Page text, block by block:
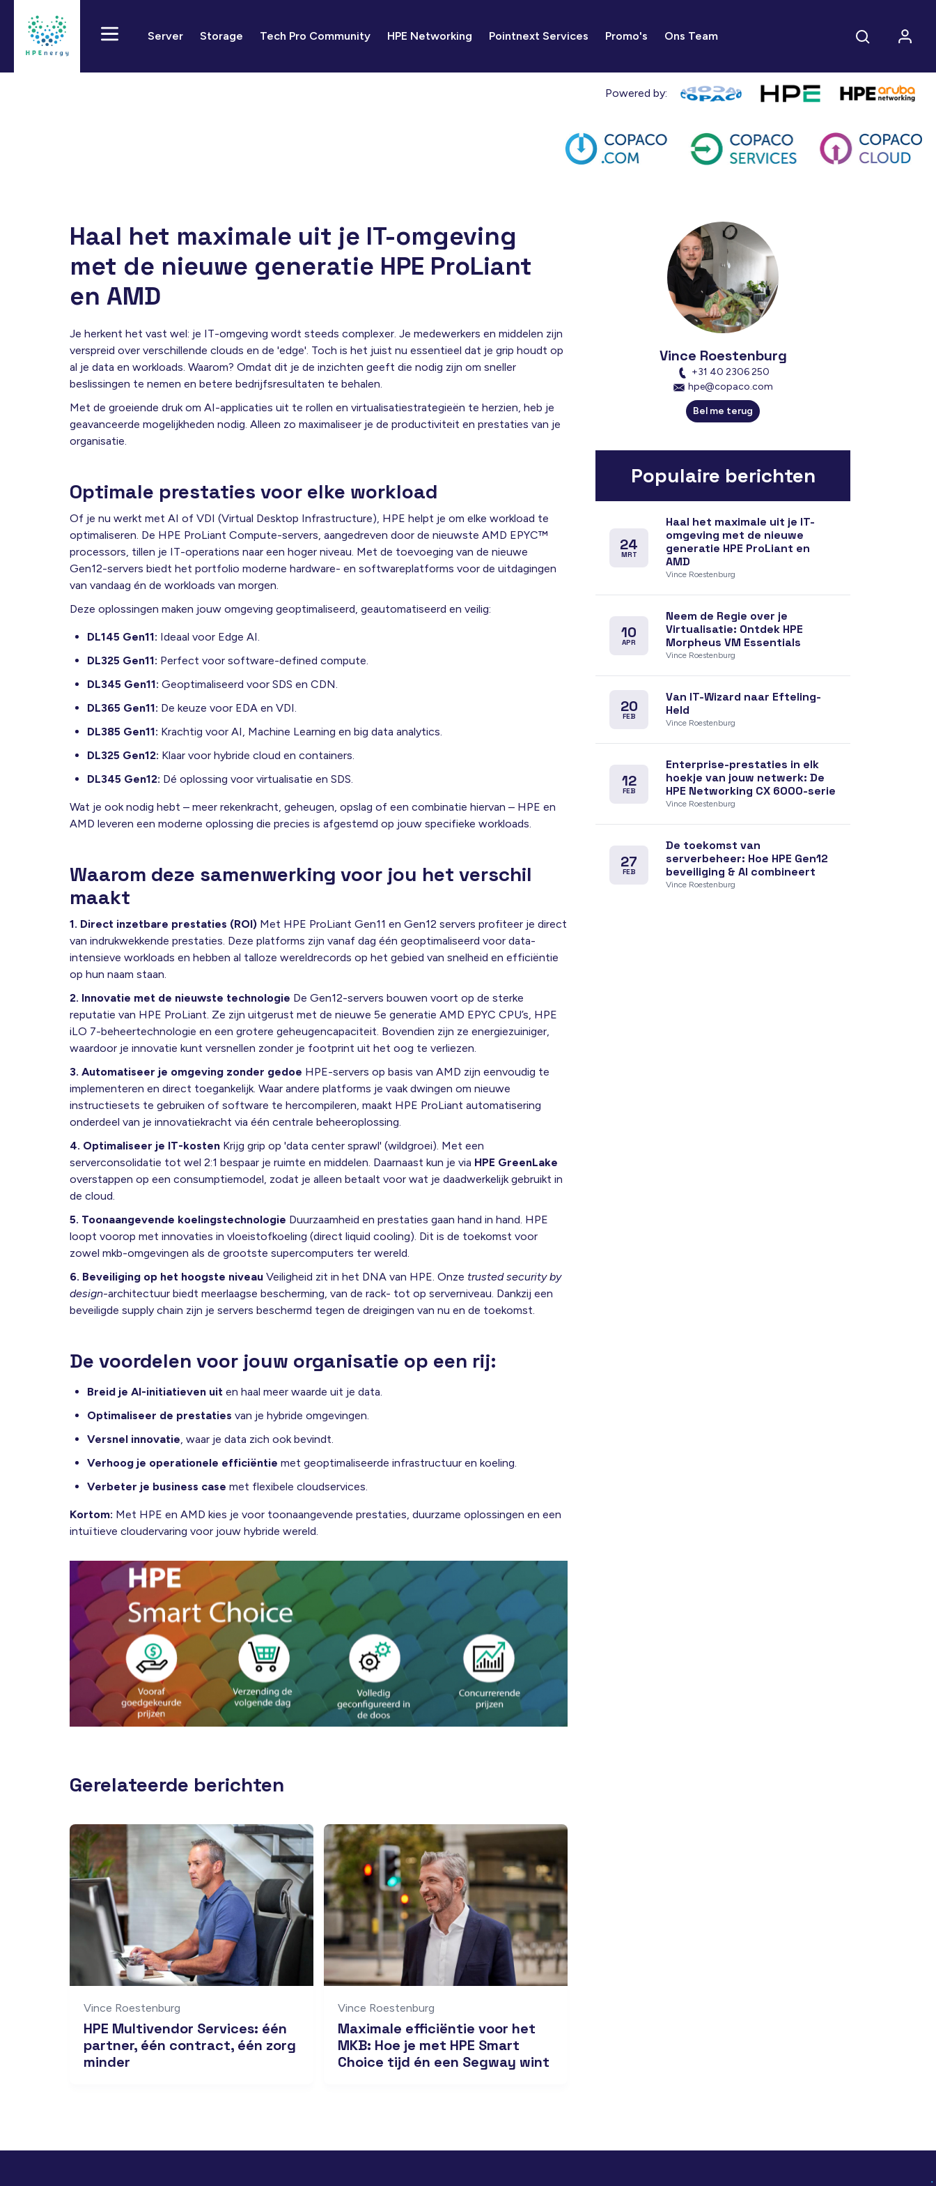
Server Storage Tech Pro Community HPE Networking Pointnext Services Promo's Ons Team
Powered by:
Haal het maximale uit je IT-omgeving
met de nieuwe generatie HPE ProLiant
en AMD
Je herkent het vast wel: je IT-omgeving wordt steeds complexer. Je medewerkers en middelen zijn
verspreid over verschillende clouds en de 'edge'. Toch is het juist nu essentieel dat je grip houdt op
al je data en workloads. Waarom? Omdat dit je de inzichten geeft die nodig zijn om sneller
beslissingen te nemen en betere bedrijfsresultaten te behalen.
Met de groeiende druk om AI-applicaties uit te rollen en virtualisatiestrategieën te herzien, heb je
geavanceerde mogelijkheden nodig. Alleen zo maximaliseer je de productiviteit en prestaties van je
organisatie.
Optimale prestaties voor elke workload
Of je nu werkt met AI of VDI (Virtual Desktop Infrastructure), HPE helpt je om elke workload te
optimaliseren. De HPE ProLiant Compute-servers, aangedreven door de nieuwste AMD EPYC™
processors, tillen je IT-operations naar een hoger niveau. Met de toevoeging van de nieuwe
Gen12-servers biedt het portfolio moderne hardware- en softwareplatforms voor de uitdagingen
van vandaag én de workloads van morgen.
Deze oplossingen maken jouw omgeving geoptimaliseerd, geautomatiseerd en veilig:
DL145 Gen11: Ideaal voor Edge AI.
DL325 Gen11: Perfect voor software-defined compute.
DL345 Gen11: Geoptimaliseerd voor SDS en CDN.
DL365 Gen11: De keuze voor EDA en VDI.
DL385 Gen11: Krachtig voor AI, Machine Learning en big data analytics.
DL325 Gen12: Klaar voor hybride cloud en containers.
DL345 Gen12: Dé oplossing voor virtualisatie en SDS.
Wat je ook nodig hebt – meer rekenkracht, geheugen, opslag of een combinatie hiervan – HPE en
AMD leveren een moderne oplossing die precies is afgestemd op jouw specifieke workloads.
Waarom deze samenwerking voor jou het verschil
maakt
1. Direct inzetbare prestaties (ROI) Met HPE ProLiant Gen11 en Gen12 servers profiteer je direct
van indrukwekkende prestaties. Deze platforms zijn vanaf dag één geoptimaliseerd voor data-
intensieve workloads en hebben al talloze wereldrecords op het gebied van snelheid en efficiëntie
op hun naam staan.
2. Innovatie met de nieuwste technologie De Gen12-servers bouwen voort op de sterke
reputatie van HPE ProLiant. Ze zijn uitgerust met de nieuwe 5e generatie AMD EPYC CPU’s, HPE
iLO 7-beheertechnologie en een grotere geheugencapaciteit. Bovendien zijn ze energiezuiniger,
waardoor je innovatie kunt versnellen zonder je footprint uit het oog te verliezen.
3. Automatiseer je omgeving zonder gedoe HPE-servers op basis van AMD zijn eenvoudig te
implementeren en direct toegankelijk. Waar andere platforms je vaak dwingen om nieuwe
instructiesets te gebruiken of software te hercompileren, maakt HPE ProLiant automatisering
onderdeel van je innovatiekracht via één centrale beheeroplossing.
4. Optimaliseer je IT-kosten Krijg grip op 'data center sprawl' (wildgroei). Met een
serverconsolidatie tot wel 2:1 bespaar je ruimte en middelen. Daarnaast kun je via HPE GreenLake
overstappen op een consumptiemodel, zodat je alleen betaalt voor wat je daadwerkelijk gebruikt in
de cloud.
5. Toonaangevende koelingstechnologie Duurzaamheid en prestaties gaan hand in hand. HPE
loopt voorop met innovaties in vloeistofkoeling (direct liquid cooling). Dit is de toekomst voor
zowel mkb-omgevingen als de grootste supercomputers ter wereld.
6. Beveiliging op het hoogste niveau Veiligheid zit in het DNA van HPE. Onze trusted security by
design-architectuur biedt meerlaagse bescherming, van de rack- tot op serverniveau. Dankzij een
beveiligde supply chain zijn je servers beschermd tegen de dreigingen van nu en de toekomst.
De voordelen voor jouw organisatie op een rij:
Breid je AI-initiatieven uit en haal meer waarde uit je data.
Optimaliseer de prestaties van je hybride omgevingen.
Versnel innovatie, waar je data zich ook bevindt.
Verhoog je operationele efficiëntie met geoptimaliseerde infrastructuur en koeling.
Verbeter je business case met flexibele cloudservices.
Kortom: Met HPE en AMD kies je voor toonaangevende prestaties, duurzame oplossingen en een
intuïtieve cloudervaring voor jouw hybride wereld.
Gerelateerde berichten
Vince Roestenburg
HPE Multivendor Services: één
partner, één contract, één zorg
minder
Vince Roestenburg
Maximale efficiëntie voor het
MKB: Hoe je met HPE Smart
Choice tijd én een Segway wint
Vince Roestenburg
+31 40 2306 250
hpe@copaco.com
Bel me terug
Populaire berichten
24
MRT
Haal het maximale uit je IT-
omgeving met de nieuwe
generatie HPE ProLiant en
AMD
Vince Roestenburg
10
APR
Neem de Regie over je
Virtualisatie: Ontdek HPE
Morpheus VM Essentials
Vince Roestenburg
20
FEB
Van IT-Wizard naar Efteling-
Held
Vince Roestenburg
12
FEB
Enterprise-prestaties in elk
hoekje van jouw netwerk: De
HPE Networking CX 6000-serie
Vince Roestenburg
27
FEB
De toekomst van
serverbeheer: Hoe HPE Gen12
beveiliging & AI combineert
Vince Roestenburg